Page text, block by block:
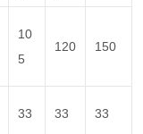
10
5
120 150
33 33 33